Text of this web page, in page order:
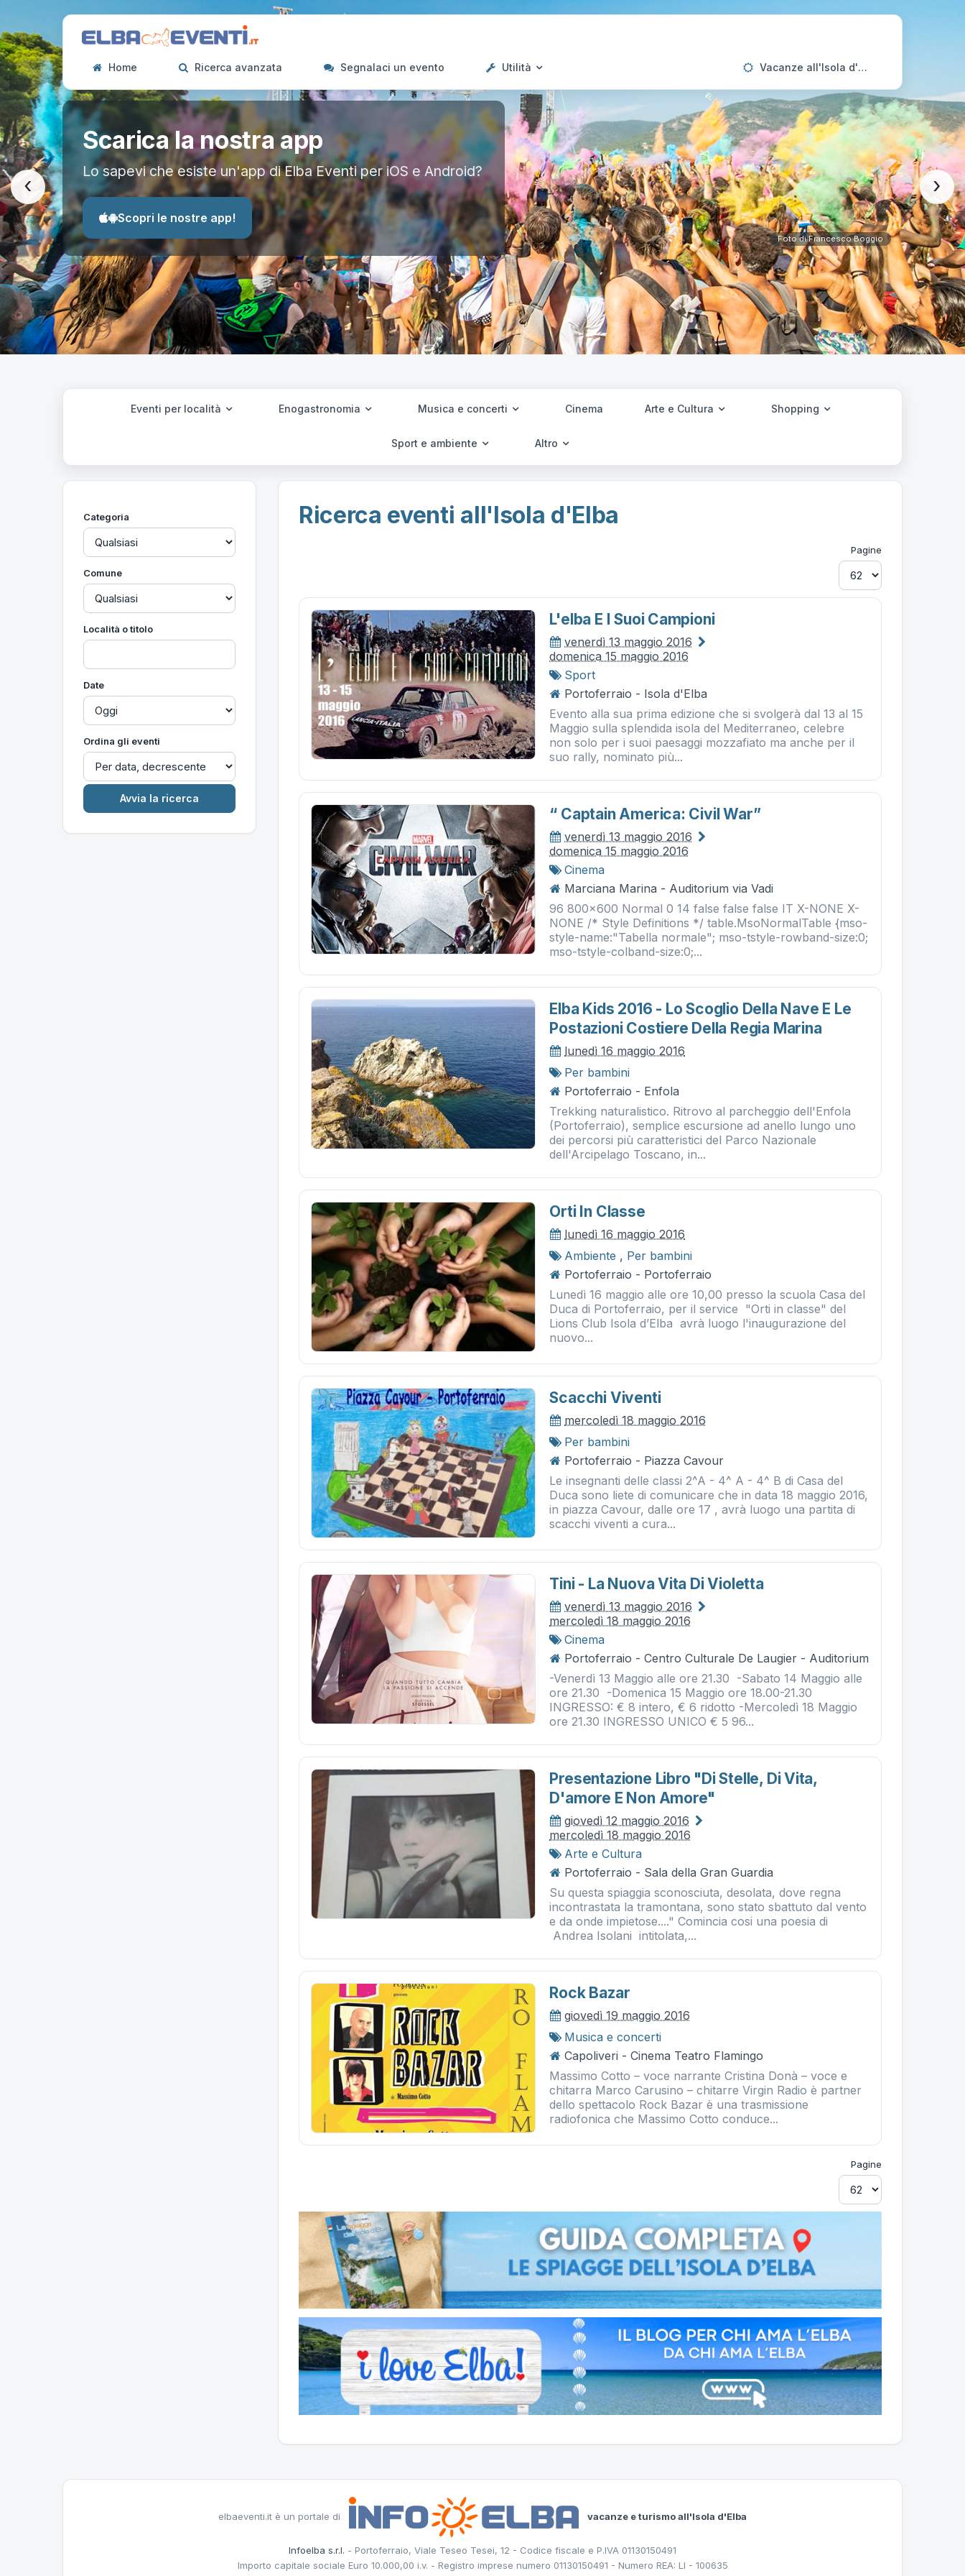
Home Ricerca avanzata Segnalaci un evento Utilità Vacanze all'Isola d'Elba
Scarica la nostra app
Lo sapevi che esiste un'app di Elba Eventi per iOS e Android?
Scopri le nostre app!
Foto di Francesco Boggio
‹ ›
Eventi per località Enogastronomia Musica e concerti Cinema Arte e Cultura Shopping
Sport e ambiente Altro
Categoria
Comune
Località o titolo
Date
Ordina gli eventi
Ricerca eventi all'Isola d'Elba
Pagine
L'elba E I Suoi Campioni
venerdì 13 maggio 2016
domenica 15 maggio 2016
Sport
Portoferraio - Isola d'Elba
Evento alla sua prima edizione che si svolgerà dal 13 al 15
Maggio sulla splendida isola del Mediterraneo, celebre
non solo per i suoi paesaggi mozzafiato ma anche per il
suo rally, nominato più...
“ Captain America: Civil War”
venerdì 13 maggio 2016
domenica 15 maggio 2016
Cinema
Marciana Marina - Auditorium via Vadi
96 800x600 Normal 0 14 false false false IT X-NONE X-
NONE /* Style Definitions */ table.MsoNormalTable {mso-
style-name:"Tabella normale"; mso-tstyle-rowband-size:0;
mso-tstyle-colband-size:0;...
Elba Kids 2016 - Lo Scoglio Della Nave E Le
Postazioni Costiere Della Regia Marina
lunedì 16 maggio 2016
Per bambini
Portoferraio - Enfola
Trekking naturalistico. Ritrovo al parcheggio dell'Enfola
(Portoferraio), semplice escursione ad anello lungo uno
dei percorsi più caratteristici del Parco Nazionale
dell'Arcipelago Toscano, in...
Orti In Classe
lunedì 16 maggio 2016
Ambiente , Per bambini
Portoferraio - Portoferraio
Lunedì 16 maggio alle ore 10,00 presso la scuola Casa del
Duca di Portoferraio, per il service "Orti in classe" del
Lions Club Isola d’Elba avrà luogo l'inaugurazione del
nuovo...
Scacchi Viventi
mercoledì 18 maggio 2016
Per bambini
Portoferraio - Piazza Cavour
Le insegnanti delle classi 2^A - 4^ A - 4^ B di Casa del
Duca sono liete di comunicare che in data 18 maggio 2016,
in piazza Cavour, dalle ore 17 , avrà luogo una partita di
scacchi viventi a cura...
Tini - La Nuova Vita Di Violetta
venerdì 13 maggio 2016
mercoledì 18 maggio 2016
Cinema
Portoferraio - Centro Culturale De Laugier - Auditorium
-Venerdì 13 Maggio alle ore 21.30 -Sabato 14 Maggio alle
ore 21.30 -Domenica 15 Maggio ore 18.00-21.30
INGRESSO: € 8 intero, € 6 ridotto -Mercoledì 18 Maggio
ore 21.30 INGRESSO UNICO € 5 96...
Presentazione Libro "di Stelle, Di Vita,
D'amore E Non Amore"
giovedì 12 maggio 2016
mercoledì 18 maggio 2016
Arte e Cultura
Portoferraio - Sala della Gran Guardia
Su questa spiaggia sconosciuta, desolata, dove regna
incontrastata la tramontana, sono stato sbattuto dal vento
e da onde impietose...." Comincia cosi una poesia di
Andrea Isolani intitolata,...
Rock Bazar
giovedì 19 maggio 2016
Musica e concerti
Capoliveri - Cinema Teatro Flamingo
Massimo Cotto – voce narrante Cristina Donà – voce e
chitarra Marco Carusino – chitarre Virgin Radio è partner
dello spettacolo Rock Bazar è una trasmissione
radiofonica che Massimo Cotto conduce...
Pagine
elbaeventi.it è un portale di vacanze e turismo all'Isola d'Elba
Infoelba s.r.l. - Portoferraio, Viale Teseo Tesei, 12 - Codice fiscale e P.IVA 01130150491
Importo capitale sociale Euro 10.000,00 i.v. - Registro imprese numero 01130150491 - Numero REA: LI - 100635